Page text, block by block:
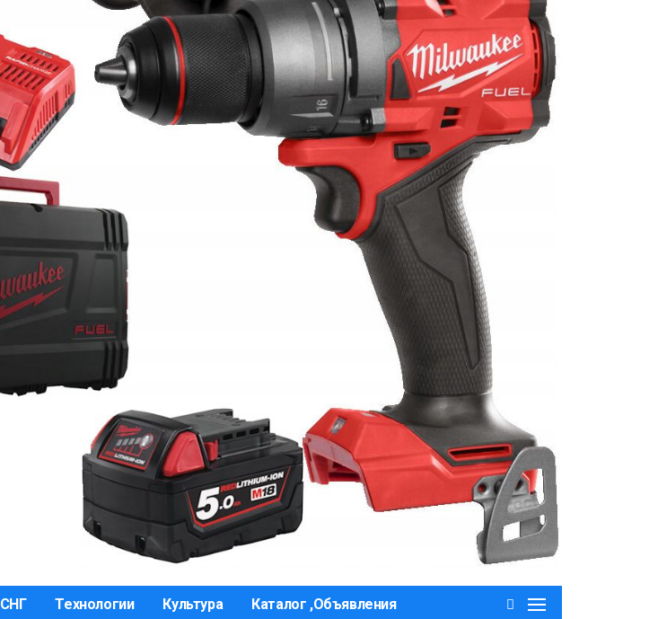
СНГ Технологии Культура Каталог ,Объявления